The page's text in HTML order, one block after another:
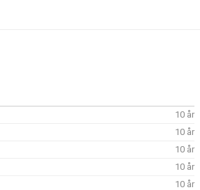
10 år
10 år
10 år
10 år
10 år